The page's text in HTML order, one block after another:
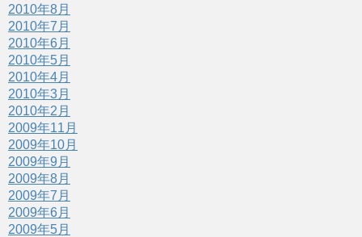
2010年8月
2010年7月
2010年6月
2010年5月
2010年4月
2010年3月
2010年2月
2009年11月
2009年10月
2009年9月
2009年8月
2009年7月
2009年6月
2009年5月